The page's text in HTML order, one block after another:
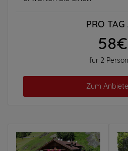
PRO TAG
58€
für 2
Zum